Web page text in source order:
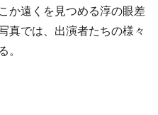
か遠くを見つめる淳の眼差
真では、出演者たちの様々